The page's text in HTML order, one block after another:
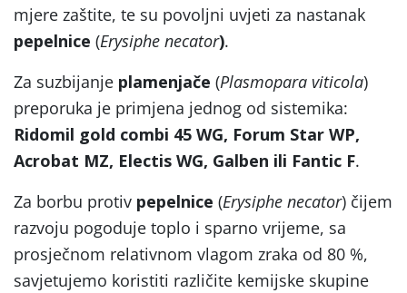
mjere zaštite, te su povoljni uvjeti za nastanak
pepelnice (Erysiphe necator).
Za suzbijanje plamenjače (Plasmopara viticola)
preporuka je primjena jednog od sistemika:
Ridomil gold combi 45 WG, Forum Star WP,
Acrobat MZ, Electis WG, Galben ili Fantic F.
Za borbu protiv pepelnice (Erysiphe necator) čijem
razvoju pogoduje toplo i sparno vrijeme, sa
prosječnom relativnom vlagom zraka od 80 %,
savjetujemo koristiti različite kemijske skupine